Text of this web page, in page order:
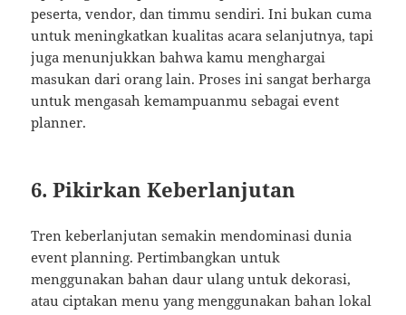
peserta, vendor, dan timmu sendiri. Ini bukan cuma
untuk meningkatkan kualitas acara selanjutnya, tapi
juga menunjukkan bahwa kamu menghargai
masukan dari orang lain. Proses ini sangat berharga
untuk mengasah kemampuanmu sebagai event
planner.
6. Pikirkan Keberlanjutan
Tren keberlanjutan semakin mendominasi dunia
event planning. Pertimbangkan untuk
menggunakan bahan daur ulang untuk dekorasi,
atau ciptakan menu yang menggunakan bahan lokal